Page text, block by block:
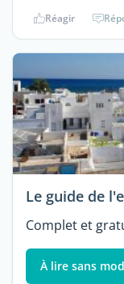
Réagir
Le guide de
Complet et
À lire sans